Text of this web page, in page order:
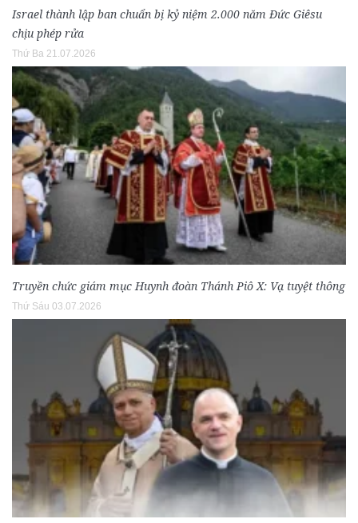
Israel thành lập ban chuẩn bị kỷ niệm 2.000 năm Đức Giêsu
chịu phép rửa
Thứ Ba 21.07.2026
Truyền chức giám mục Huynh đoàn Thánh Piô X: Vạ tuyệt thông
Thứ Sáu 03.07.2026